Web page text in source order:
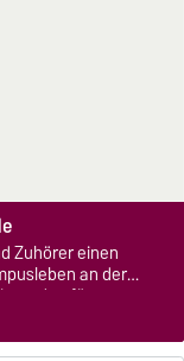
Zuhörer einen
an der
für